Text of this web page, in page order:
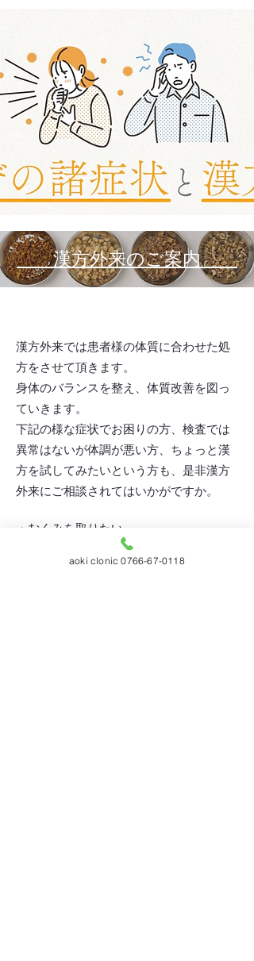
漢方外来のご案内
漢方外来では患者様の体質に合わせた処
方をさせて頂きます。
身体のバランスを整え、体質改善を図っ
ていきます。
下記の様な症状でお困りの方、検査では
異常はないが体調が悪い方、ちょっと漢
方を試してみたいという方も、是非漢方
外来にご相談されてはいかがですか。
・むくみを取りたい。
・更年期症状がつらい（顔がほてる、イ
ライラ、眠りが浅いなど）
aoki clonic 0766-67-0118